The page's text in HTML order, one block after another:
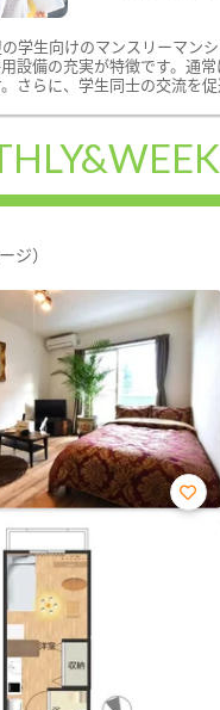
学生向けのマンスリーマン
設備の充実が特徴です。通
さらに、学生同士の交流を
ジ）
お気